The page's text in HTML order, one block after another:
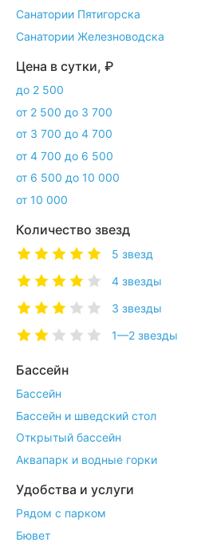
Санатории Пятигорска
Санатории Железноводска
Цена в сутки, ₽
до 2 500
от 2 500 до 3 700
от 3 700 до 4 700
от 4 700 до 6 500
от 6 500 до 10 000
от 10 000
Количество звезд
5 звезд
4 звезды
3 звезды
1—2 звезды
Бассейн
Бассейн
Бассейн и шведский стол
Открытый бассейн
Аквапарк и водные горки
Удобства и услуги
Рядом с парком
Бювет